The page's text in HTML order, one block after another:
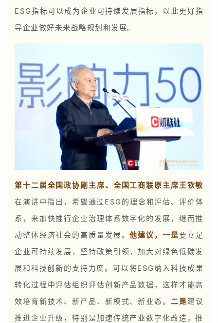
ESG指标可以成为企业可持续发展指标，以此更好指
导企业做好未来战略规划和发展。
第十二届全国政协副主席、全国工商联原主席王钦敏
在演讲中指出，希望通过ESG的理念和评估、评价体
系，来加快推行企业治理体系数字化的发展，继而推
动整体经济社会的高质量发展。他建议，一是要立足
企业可持续发展，坚持政策引领，加大对绿色低碳发
展和科技创新的支持力度。可以将ESG纳入科技成果
转化过程中评估组织评估创新产品数据，这样才能高
效培育新技术、新产品、新模式、新业态。 二是建议
推进企业升级，特别是加速传统产业数字化改造，推